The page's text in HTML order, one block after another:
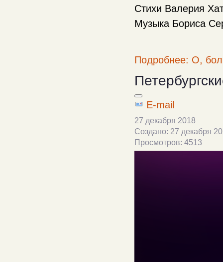
Стихи Валерия
Музыка Бориса
Подробнее: О,
E-mail
27 декабря 2018
Создано: 27 декабря
Просмотров: 4513